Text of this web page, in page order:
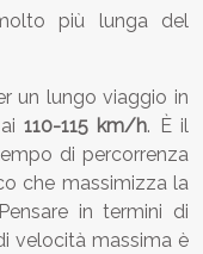
più lunga del
un lungo viaggio in
110-115 km/h. È il
di percorrenza
che massimizza la
in termini di
velocità massima è